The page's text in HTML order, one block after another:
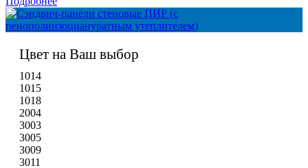
Цвет на Ваш выбор
1014
1015
1018
2004
3003
3005
3009
3011